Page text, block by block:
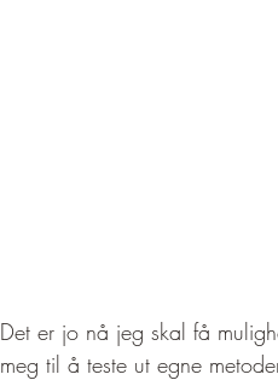
Det er jo nå jeg skal få
meg til å teste ut egne